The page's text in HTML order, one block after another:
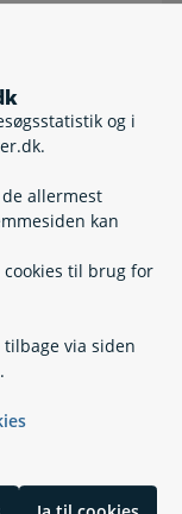
og i
allermest
kan
cookies til brug for
via siden